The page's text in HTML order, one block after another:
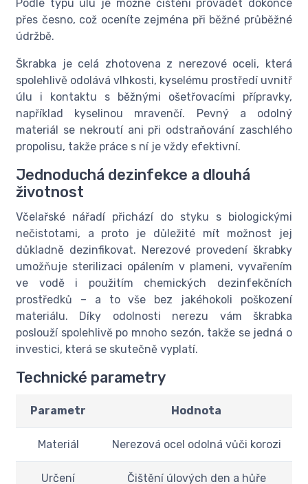
Podle typu úlu je možné čištění provádět dokonce
přes česno, což oceníte zejména při běžné průběžné
údržbě.
Škrabka je celá zhotovena z nerezové oceli, která
spolehlivě odolává vlhkosti, kyselému prostředí uvnitř
úlu i kontaktu s běžnými ošetřovacími přípravky,
například kyselinou mravenčí. Pevný a odolný
materiál se nekroutí ani při odstraňování zaschlého
propolisu, takže práce s ní je vždy efektivní.
Jednoduchá dezinfekce a dlouhá
životnost
Včelařské nářadí přichází do styku s biologickými
nečistotami, a proto je důležité mít možnost jej
důkladně dezinfikovat. Nerezové provedení škrabky
umožňuje sterilizaci opálením v plameni, vyvařením
ve vodě i použitím chemických dezinfekčních
prostředků – a to vše bez jakéhokoli poškození
materiálu. Díky odolnosti nerezu vám škrabka
poslouží spolehlivě po mnoho sezón, takže se jedná o
investici, která se skutečně vyplatí.
Technické parametry
Parametr Hodnota
Materiál Nerezová ocel odolná vůči korozi
Určení Čištění úlových den a hůře